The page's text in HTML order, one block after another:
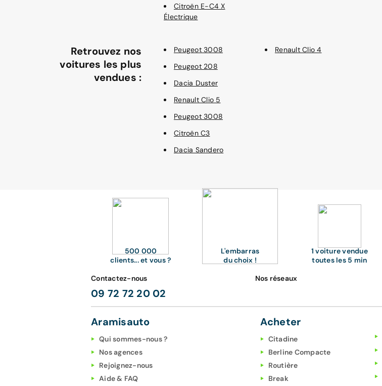
Citroën E-C4 X
Électrique
Retrouvez nos
voitures les plus
vendues :
Peugeot 3008
Peugeot 208
Dacia Duster
Renault Clio 5
Peugeot 3008
Citroën C3
Dacia Sandero
Renault Clio 4
500 000
clients... et vous ?
L'embarras
du choix !
1 voiture vendue
toutes les 5 min
Contactez-nous
09 72 72 20 02
Nos réseaux
Aramisauto
Qui sommes-nous ?
Nos agences
Rejoignez-nous
Aide & FAQ
Acheter
Citadine
Berline Compacte
Routière
Break